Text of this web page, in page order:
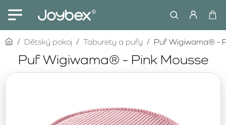
Puf Wigiwama® - Pink Mousse
homeDětský pokoj Taburety a pufy Puf Wigiwama® -